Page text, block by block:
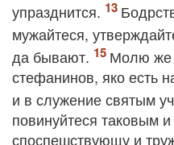
упразднится.
мужайтеся,
да бывают.
Молю же
стефанинов, яко есть
и в служение святым
повинуйтеся таковым
споспешствующу и